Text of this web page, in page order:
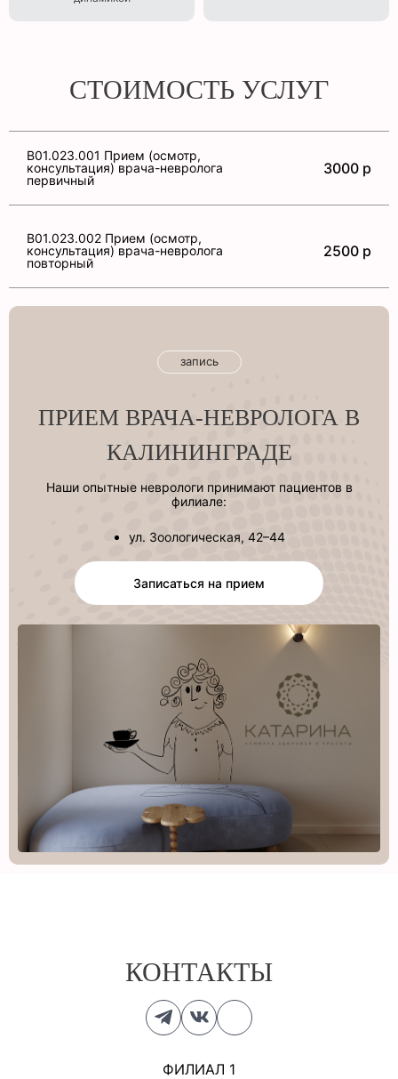
СТОИМОСТЬ УСЛУГ
B01.023.001 Прием (осмотр,
консультация) врача-невролога
первичный
3000 р
B01.023.002 Прием (осмотр,
консультация) врача-невролога
повторный
2500 р
запись
ПРИЕМ ВРАЧА-НЕВРОЛОГА В
КАЛИНИНГРАДЕ
Наши опытные неврологи принимают пациентов в
филиале:
ул. Зоологическая, 42–44
Записаться на прием
КОНТАКТЫ
ФИЛИАЛ 1